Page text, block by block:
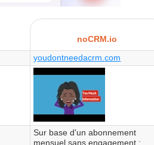
noCRM.io
youdontneedacrm.com
Sur base d'un abonnement
mensuel sans engagement :